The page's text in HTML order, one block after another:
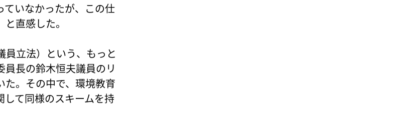
いなかったが、この仕
直感した。
員立法）という、もっと
長の鈴木恒夫議員のリ
。その中で、環境教育
て同様のスキームを持